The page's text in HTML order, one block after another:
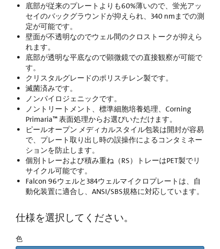
底部が従来のプレートよりも60%薄いので、蛍光アッ
セイのバックグラウンドが抑えられ、340 nmまでの測
定が可能です。
壁面が不透明なのでウェル間のクロストークが抑えら
れます。
底部が透明な平底なので顕微鏡での直接観察が可能で
す。
クリスタルグレードのポリスチレン製です。
滅菌済みです。
ノンパイロジェニックです。
ノントリートメント、標準細胞培養処理、Corning
Primaria™ 表面処理からお選びいただけます。
ピールオープン メディカルスタイル包装は開封が容易
で、プレート取り出し時の誤操作によるコンタミネー
ションを防止します。
個別トレーおよび積み重ね（RS）トレーはPET製でリ
サイクル可能です。
Falcon 96ウェルと384ウェルマイクロプレートは、自
動化装置に適合し、ANSI/SBS規格に対応しています。
仕様を選択してください。
色